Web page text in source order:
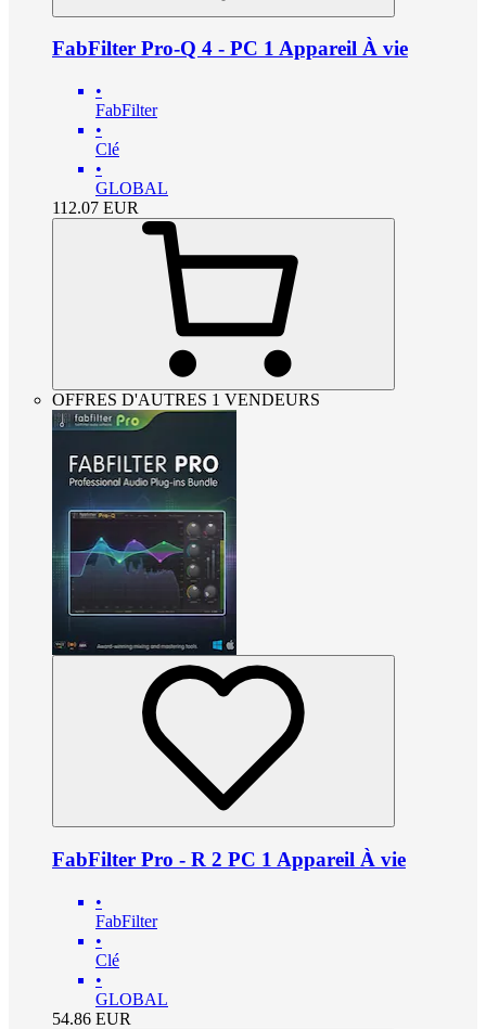
FabFilter Pro-Q 4 - PC 1 Appareil À vie
•
FabFilter
•
Clé
•
GLOBAL
112.07 EUR
OFFRES D'AUTRES 1 VENDEURS
FabFilter Pro - R 2 PC 1 Appareil À vie
•
FabFilter
•
Clé
•
GLOBAL
54.86 EUR